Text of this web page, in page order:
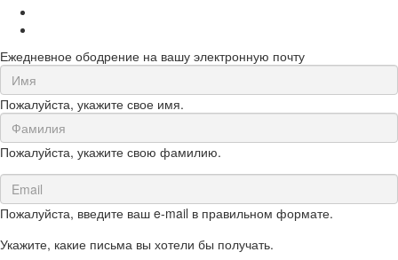
Ежедневное ободрение на вашу электронную почту
First
Name
(required)
Пожалуйста, укажите свое имя.
Last
Name
(required)
Пожалуйста, укажите свою фамилию.
Email
(required)
Пожалуйста, введите ваш e-mail в правильном формате.
Укажите, какие письма вы хотели бы получать.